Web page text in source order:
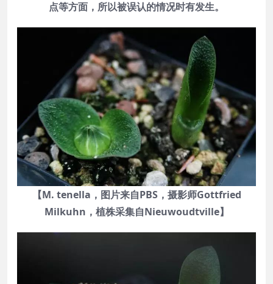
点等方面，所以被误认的情况时有发生。
【M. tenella，图片来自PBS，摄影师Gottfried
Milkuhn，植株采集自Nieuwoudtville】